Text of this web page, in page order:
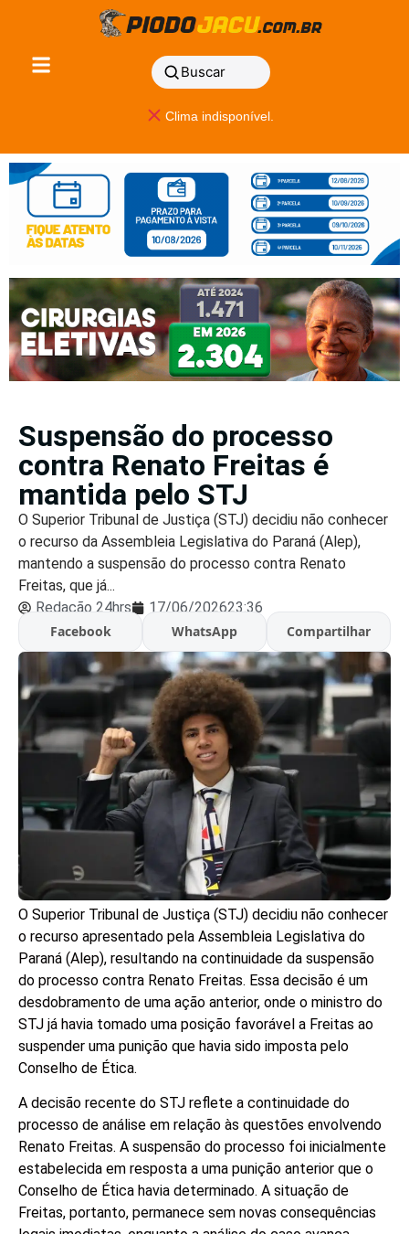
Buscar
Clima indisponível.
Suspensão do processo
contra Renato Freitas é
mantida pelo STJ
O Superior Tribunal de Justiça (STJ) decidiu não conhecer
o recurso da Assembleia Legislativa do Paraná (Alep),
mantendo a suspensão do processo contra Renato
Freitas, que já...
Redação 24hrs
17/06/202623:36
Facebook
WhatsApp Compartilhar
O Superior Tribunal de Justiça (STJ) decidiu não conhecer
o recurso apresentado pela Assembleia Legislativa do
Paraná (Alep), resultando na continuidade da suspensão
do processo contra Renato Freitas. Essa decisão é um
desdobramento de uma ação anterior, onde o ministro do
STJ já havia tomado uma posição favorável a Freitas ao
suspender uma punição que havia sido imposta pelo
Conselho de Ética.
A decisão recente do STJ reflete a continuidade do
processo de análise em relação às questões envolvendo
Renato Freitas. A suspensão do processo foi inicialmente
estabelecida em resposta a uma punição anterior que o
Conselho de Ética havia determinado. A situação de
Freitas, portanto, permanece sem novas consequências